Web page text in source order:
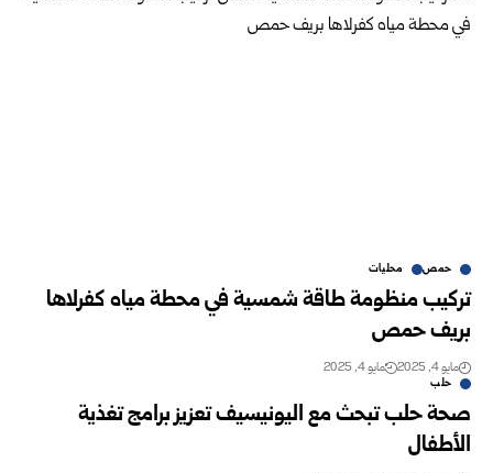
حمص محليات
تركيب منظومة طاقة شمسية في محطة مياه كفرلاها
بريف حمص
مايو 4, 2025 مايو 4, 2025
حلب
صحة حلب تبحث مع اليونيسيف تعزيز برامج تغذية
الأطفال